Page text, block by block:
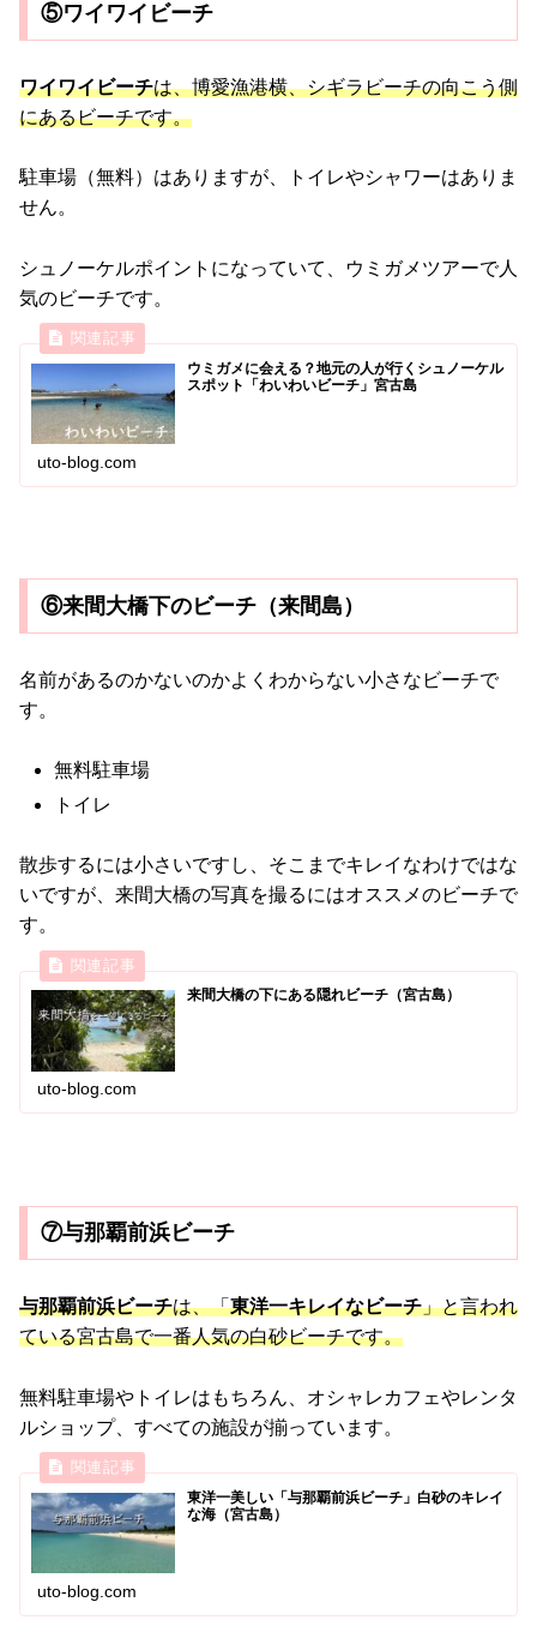
⑤ワイワイビーチ
ワイワイビーチは、博愛漁港横、シギラビーチの向こう側
にあるビーチです。
駐車場（無料）はありますが、トイレやシャワーはありま
せん。
シュノーケルポイントになっていて、ウミガメツアーで人
気のビーチです。
ウミガメに会える？地元の人が行くシュノーケル
スポット「わいわいビーチ」宮古島
uto-blog.com
⑥来間大橋下のビーチ（来間島）
名前があるのかないのかよくわからない小さなビーチで
す。
無料駐車場
トイレ
散歩するには小さいですし、そこまでキレイなわけではな
いですが、来間大橋の写真を撮るにはオススメのビーチで
す。
来間大橋の下にある隠れビーチ（宮古島）
uto-blog.com
⑦与那覇前浜ビーチ
与那覇前浜ビーチは、「東洋一キレイなビーチ」と言われ
ている宮古島で一番人気の白砂ビーチです。
無料駐車場やトイレはもちろん、オシャレカフェやレンタ
ルショップ、すべての施設が揃っています。
東洋一美しい「与那覇前浜ビーチ」白砂のキレイ
な海（宮古島）
uto-blog.com